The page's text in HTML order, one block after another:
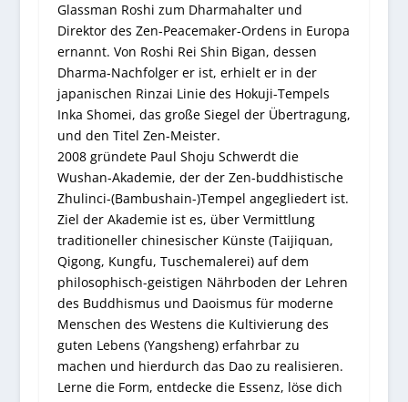
Glassman Roshi zum Dharmahalter und
Direktor des Zen-Peacemaker-Ordens in Europa
ernannt. Von Roshi Rei Shin Bigan, dessen
Dharma-Nachfolger er ist, erhielt er in der
japanischen Rinzai Linie des Hokuji-Tempels
Inka Shomei, das große Siegel der Übertragung,
und den Titel Zen-Meister.
2008 gründete Paul Shoju Schwerdt die
Wushan-Akademie, der der Zen-buddhistische
Zhulinci-(Bambushain-)Tempel angegliedert ist.
Ziel der Akademie ist es, über Vermittlung
traditioneller chinesischer Künste (Taijiquan,
Qigong, Kungfu, Tuschemalerei) auf dem
philosophisch-geistigen Nährboden der Lehren
des Buddhismus und Daoismus für moderne
Menschen des Westens die Kultivierung des
guten Lebens (Yangsheng) erfahrbar zu
machen und hierdurch das Dao zu realisieren.
Lerne die Form, entdecke die Essenz, löse dich